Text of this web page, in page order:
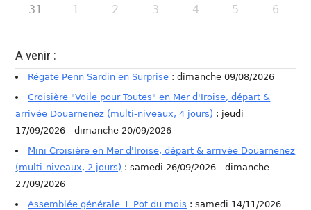
31 1 2 3 4 5 6
A venir :
Régate Penn Sardin en Surprise : dimanche 09/08/2026
Croisière "Voile pour Toutes" en Mer d'Iroise, départ &
arrivée Douarnenez (multi-niveaux, 4 jours) : jeudi
17/09/2026 - dimanche 20/09/2026
Mini Croisière en Mer d'Iroise, départ & arrivée Douarnenez
(multi-niveaux, 2 jours) : samedi 26/09/2026 - dimanche
27/09/2026
Assemblée générale + Pot du mois : samedi 14/11/2026